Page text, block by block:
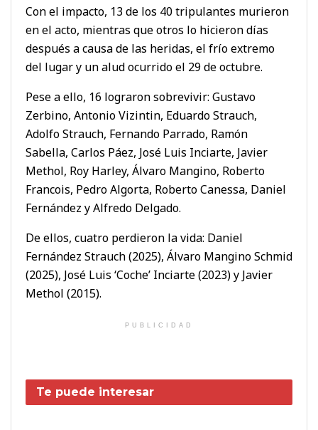
Con el impacto, 13 de los 40 tripulantes murieron
en el acto, mientras que otros lo hicieron días
después a causa de las heridas, el frío extremo
del lugar y un alud ocurrido el 29 de octubre.
Pese a ello, 16 lograron sobrevivir: Gustavo
Zerbino, Antonio Vizintin, Eduardo Strauch,
Adolfo Strauch, Fernando Parrado, Ramón
Sabella, Carlos Páez, José Luis Inciarte, Javier
Methol, Roy Harley, Álvaro Mangino, Roberto
Francois, Pedro Algorta, Roberto Canessa, Daniel
Fernández y Alfredo Delgado.
De ellos, cuatro perdieron la vida: Daniel
Fernández Strauch (2025), Álvaro Mangino Schmid
(2025), José Luis ‘Coche’ Inciarte (2023) y Javier
Methol (2015).
PUBLICIDAD
Te puede interesar